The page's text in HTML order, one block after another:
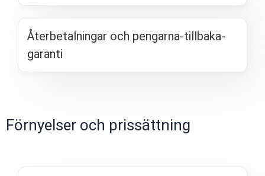
Återbetalningar och pengarna-tillbaka-
garanti
Förnyelser och prissättning